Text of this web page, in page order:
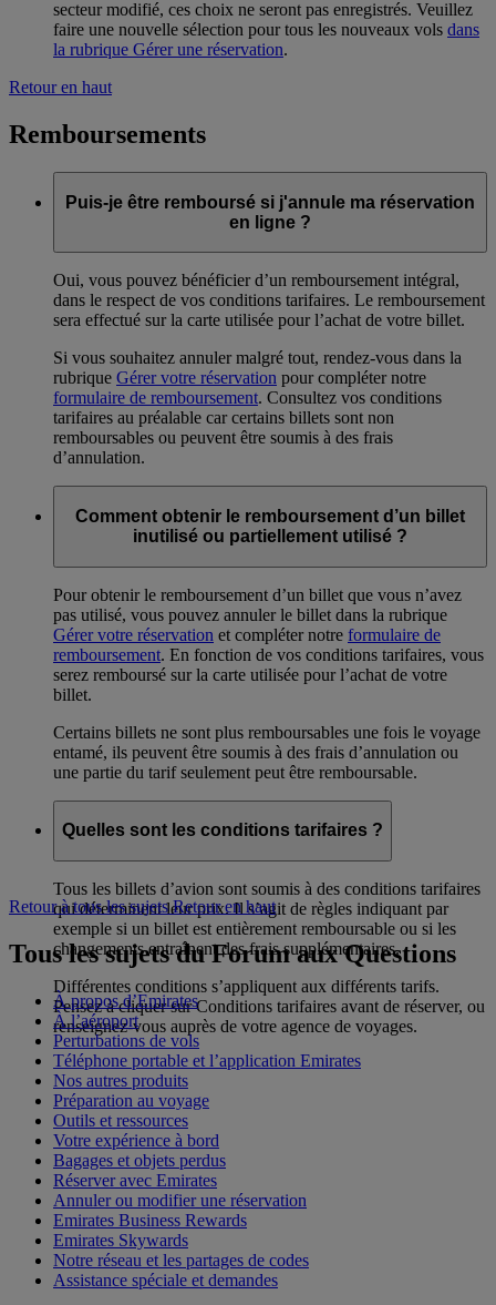
secteur modifié, ces choix ne seront pas enregistrés. Veuillez
faire une nouvelle sélection pour tous les nouveaux vols dans
la rubrique Gérer une réservation.
Retour en haut
Remboursements
Puis-je être remboursé si j'annule ma réservation
en ligne ?
Oui, vous pouvez bénéficier d’un remboursement intégral,
dans le respect de vos conditions tarifaires. Le remboursement
sera effectué sur la carte utilisée pour l’achat de votre billet.
Si vous souhaitez annuler malgré tout, rendez-vous dans la
rubrique Gérer votre réservation pour compléter notre
formulaire de remboursement. Consultez vos conditions
tarifaires au préalable car certains billets sont non
remboursables ou peuvent être soumis à des frais
d’annulation.
Comment obtenir le remboursement d’un billet
inutilisé ou partiellement utilisé ?
Pour obtenir le remboursement d’un billet que vous n’avez
pas utilisé, vous pouvez annuler le billet dans la rubrique
Gérer votre réservation et compléter notre formulaire de
remboursement. En fonction de vos conditions tarifaires, vous
serez remboursé sur la carte utilisée pour l’achat de votre
billet.
Certains billets ne sont plus remboursables une fois le voyage
entamé, ils peuvent être soumis à des frais d’annulation ou
une partie du tarif seulement peut être remboursable.
Quelles sont les conditions tarifaires ?
Tous les billets d’avion sont soumis à des conditions tarifaires
qui déterminent leur prix. Il s’agit de règles indiquant par
exemple si un billet est entièrement remboursable ou si les
changements entraînent des frais supplémentaires.
Différentes conditions s’appliquent aux différents tarifs.
Pensez à cliquer sur Conditions tarifaires avant de réserver, ou
renseignez-vous auprès de votre agence de voyages.
Retour à tous les sujets Retour en haut
Tous les sujets du Forum aux Questions
À propos d’Emirates
À l’aéroport
Perturbations de vols
Téléphone portable et l’application Emirates
Nos autres produits
Préparation au voyage
Outils et ressources
Votre expérience à bord
Bagages et objets perdus
Réserver avec Emirates
Annuler ou modifier une réservation
Emirates Business Rewards
Emirates Skywards
Notre réseau et les partages de codes
Assistance spéciale et demandes